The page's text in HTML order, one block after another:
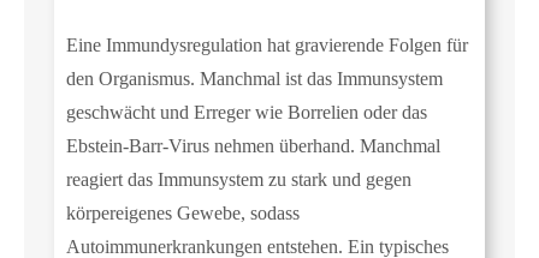
Eine Immundysregulation hat gravierende Folgen für
den Organismus. Manchmal ist das Immunsystem
geschwächt und Erreger wie Borrelien oder das
Ebstein-Barr-Virus nehmen überhand. Manchmal
reagiert das Immunsystem zu stark und gegen
körpereigenes Gewebe, sodass
Autoimmunerkrankungen entstehen. Ein typisches